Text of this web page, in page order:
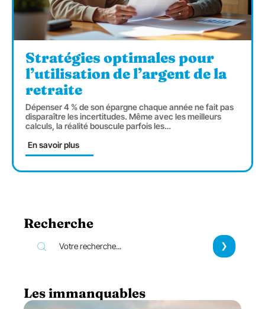
Stratégies optimales pour
l’utilisation de l’argent de la
retraite
Dépenser 4 % de son épargne chaque année ne fait pas
disparaître les incertitudes. Même avec les meilleurs
calculs, la réalité bouscule parfois les…
En savoir plus
Recherche
Les immanquables